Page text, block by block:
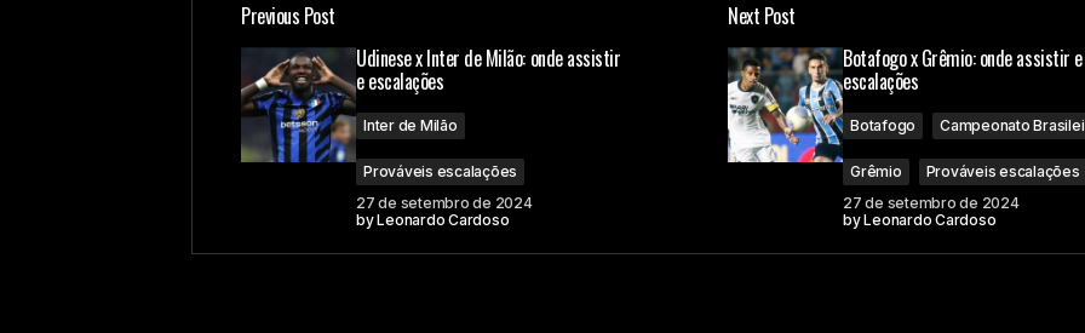
O seu endereço de e-mail não será publicado. Campos obrigatórios são marcados com *
Comment*
Previous Post
Udinese x Inter de Milão: onde assistir
e escalações
Inter de Milão
Prováveis escalações
27 de setembro de 2024
byLeonardo Cardoso
Next Post
Botafogo x Grêmio: onde assistir e
escalações
Botafogo Campeonato
Grêmio
Prováveis escalações
27 de setembro de 2024
byLeonardo Cardoso